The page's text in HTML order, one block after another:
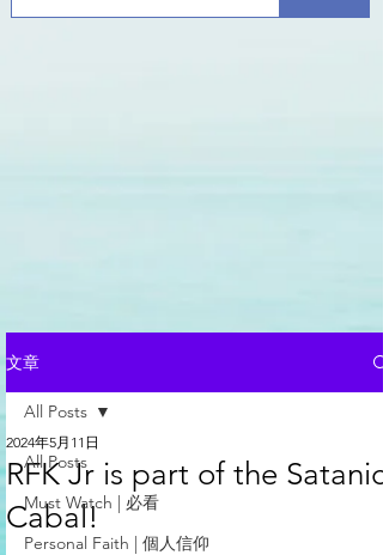
文章
All Posts
Must Watch | 必看
Personal Faith | 個人信仰
All Posts
RFK Jr is part of the Satanic
Cabal!
2024年5月11日